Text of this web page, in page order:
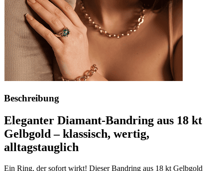
Beschreibung
Eleganter Diamant-Bandring aus 18 kt
Gelbgold – klassisch, wertig,
alltagstauglich
Ein Ring, der sofort wirkt! Dieser Bandring aus 18 kt Gelbgold